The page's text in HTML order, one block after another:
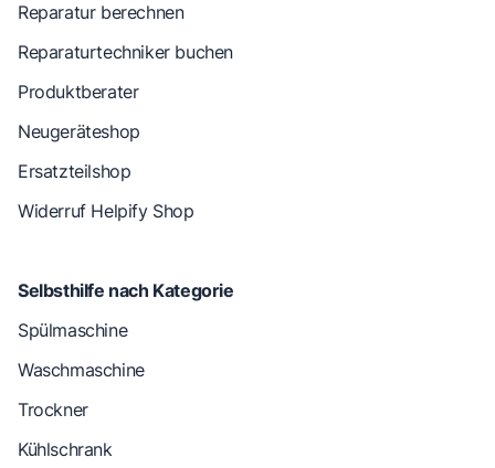
Reparatur berechnen
Reparaturtechniker buchen
Produktberater
Neugeräteshop
Ersatzteilshop
Widerruf Helpify Shop
Selbsthilfe nach Kategorie
Spülmaschine
Waschmaschine
Trockner
Kühlschrank